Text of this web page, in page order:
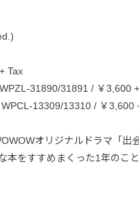
Tax
31890/31891 / ￥3,600
13309/13310 / ￥3,600
オリジナルドラマ「出
本をすすめまくった1年のこ